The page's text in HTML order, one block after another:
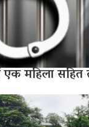
एक महिला सहित